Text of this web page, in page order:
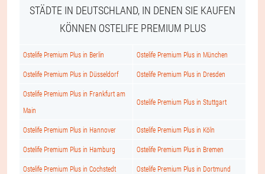
STÄDTE IN DEUTSCHLAND, IN DENEN SIE KAUFEN
KÖNNEN OSTELIFE PREMIUM PLUS
Ostelife Premium Plus in Berlin Ostelife Premium Plus in München
Ostelife Premium Plus in Düsseldorf Ostelife Premium Plus in Dresden
Ostelife Premium Plus in Frankfurt am
Main
Ostelife Premium Plus in Stuttgart
Ostelife Premium Plus in Hannover Ostelife Premium Plus in Köln
Ostelife Premium Plus in Hamburg Ostelife Premium Plus in Bremen
Ostelife Premium Plus in Cochstedt Ostelife Premium Plus in Dortmund